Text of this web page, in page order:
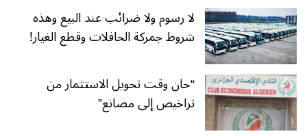
لا رسوم ولا ضرائب عند البيع وهذه
شروط جمركة الحافلات وقطع الغيار!
“حان وقت تحويل الاستثمار من
تراخيص إلى مصانع”